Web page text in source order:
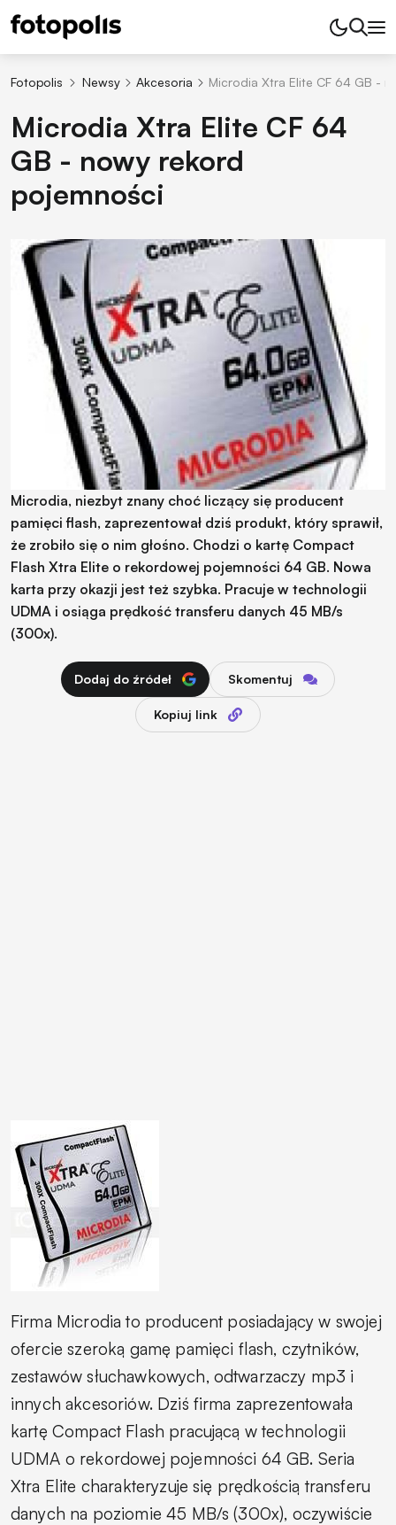
Fotopolis Newsy Akcesoria Microdia Xtra Elite CF 64 GB -
Microdia Xtra Elite CF 64
GB - nowy rekord
pojemności
Microdia, niezbyt znany choć liczący się producent
pamięci flash, zaprezentował dziś produkt, który sprawił,
że zrobiło się o nim głośno. Chodzi o kartę Compact
Flash Xtra Elite o rekordowej pojemności 64 GB. Nowa
karta przy okazji jest też szybka. Pracuje w technologii
UDMA i osiąga prędkość transferu danych 45 MB/s
(300x).
Dodaj do źródeł Skomentuj
Kopiuj link
Firma Microdia to producent posiadający w swojej
ofercie szeroką gamę pamięci flash, czytników,
zestawów słuchawkowych, odtwarzaczy mp3 i
innych akcesoriów. Dziś firma zaprezentowała
kartę Compact Flash pracującą w technologii
UDMA o rekordowej pojemności 64 GB. Seria
Xtra Elite charakteryzuje się prędkością transferu
danych na poziomie 45 MB/s (300x), oczywiście